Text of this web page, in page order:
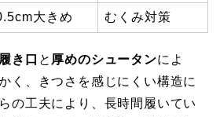
大きめ むくみ対策
き口 と 厚めのシュータンによ
く、きつさを感じにくい構造に
の工夫により、長時間履いてい